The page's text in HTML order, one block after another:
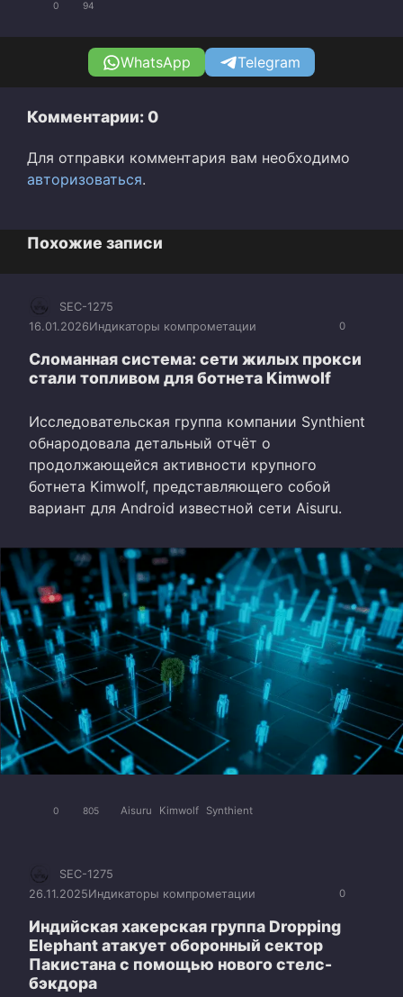
0 94
WhatsApp Telegram
Комментарии: 0
Для отправки комментария вам необходимо
авторизоваться.
Похожие записи
0
SEC-1275
16.01.2026Индикаторы компрометации
Сломанная система: сети жилых прокси
стали топливом для ботнета Kimwolf
Исследовательская группа компании Synthient
обнародовала детальный отчёт о
продолжающейся активности крупного
ботнета Kimwolf, представляющего собой
вариант для Android известной сети Aisuru.
0 805 Aisuru Kimwolf Synthient
0
SEC-1275
26.11.2025Индикаторы компрометации
Индийская хакерская группа Dropping
Elephant атакует оборонный сектор
Пакистана с помощью нового стелс-
бэкдора